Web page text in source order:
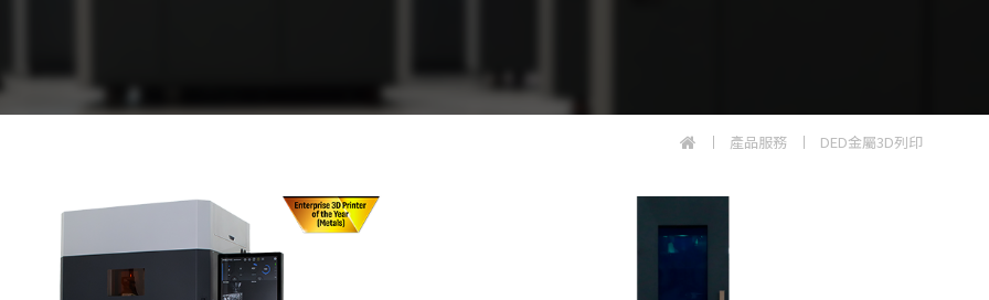
產品服務 DED金屬3D列印